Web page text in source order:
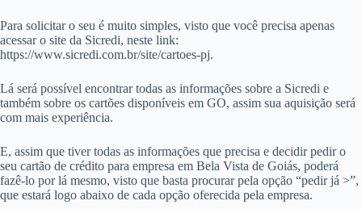
Para solicitar o seu é muito simples, visto que você precisa apenas
acessar o site da Sicredi, neste link:
https://www.sicredi.com.br/site/cartoes-pj.
Lá será possível encontrar todas as informações sobre a Sicredi e
também sobre os cartões disponíveis em GO, assim sua aquisição será
com mais experiência.
E, assim que tiver todas as informações que precisa e decidir pedir o
seu cartão de crédito para empresa em Bela Vista de Goiás, poderá
fazê-lo por lá mesmo, visto que basta procurar pela opção “pedir já >”,
que estará logo abaixo de cada opção oferecida pela empresa.